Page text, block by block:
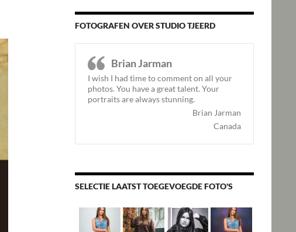
FOTOGRAFEN OVER STUDIO TJEERD
Brian Jarman
I wish I had time to comment on all your
photos. You have a great talent. Your
portraits are always stunning.
Brian Jarman
Canada
SELECTIE LAATST TOEGEVOEGDE FOTO'S